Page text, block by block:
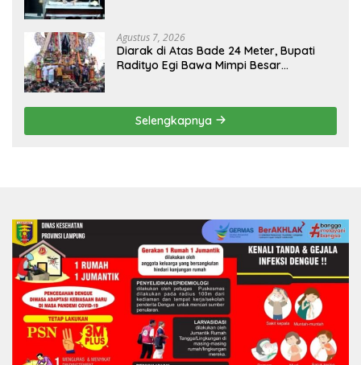
Agustus 7, 2026
Diarak di Atas Bade 24 Meter, Bupati
Radityo Egi Bawa Mimpi Besar
Selengkapnya